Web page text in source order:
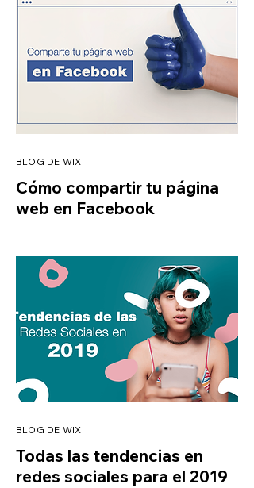
BLOG DE WIX
Cómo compartir tu página
web en Facebook
BLOG DE WIX
Todas las tendencias en
redes sociales para el 2019